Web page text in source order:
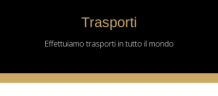
Trasporti
Effettuiamo trasporti in tutto il mondo